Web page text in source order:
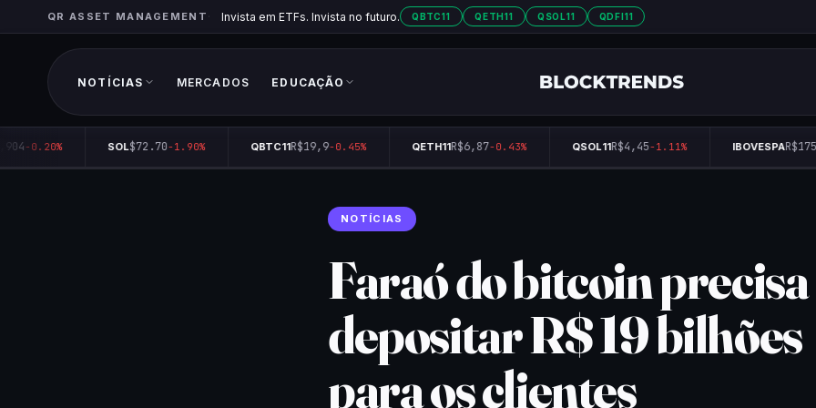
QR ASSET MANAGEMENT Invista em ETFs. Invista no futuro. QBTC11 QETH11 QSOL11 QDFI11
NOTÍCIAS MERCADOS EDUCAÇÃO
-0.20% SOL$72.70 -1.90% QBTC11R$19,9-0.45% QETH11R$6,87 -0.43% QSOL11R$4,45 -1.11% IBOVESPA
NOTÍCIAS
Faraó do bitcoin precisa
depositar R$ 19 bilhões
para os clientes